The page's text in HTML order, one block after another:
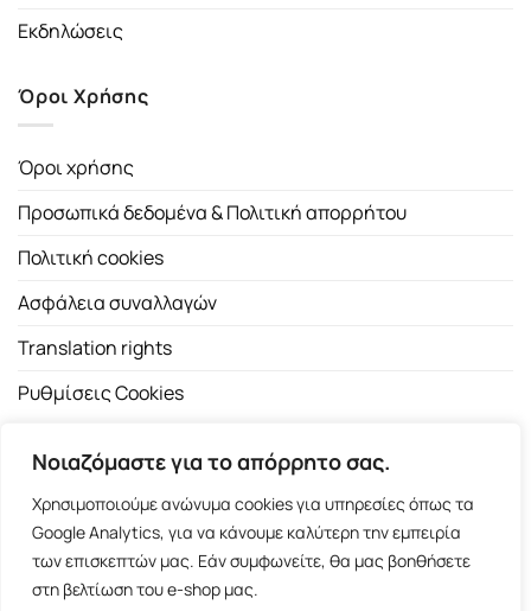
Νοιαζόμαστε για το απόρρητο σας.
Χρησιμοποιούμε ανώνυμα cookies για υπηρεσίες όπως τα
Google Analytics, για να κάνουμε καλύτερη την εμπειρία
των επισκεπτών μας. Εάν συμφωνείτε, θα μας βοηθήσετε
στη βελτίωση του e-shop μας.
Εκδηλώσεις
Όροι Χρήσης
Όροι χρήσης
Προσωπικά δεδομένα & Πολιτική απορρήτου
Πολιτική cookies
Ασφάλεια συναλλαγών
Translation rights
Ρυθμίσεις Cookies
Copyright 2026 ©Εκδοτικός Οίκος Α.Α. Λιβάνη| All rights
reserved.